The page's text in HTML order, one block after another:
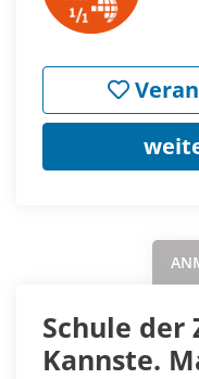
Schule der
Kannste.